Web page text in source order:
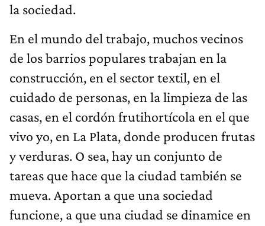
la sociedad.
En el mundo del trabajo, muchos vecinos
de los barrios populares trabajan en la
construcción, en el sector textil, en el
cuidado de personas, en la limpieza de las
casas, en el cordón frutihortícola en el que
vivo yo, en La Plata, donde producen frutas
y verduras. O sea, hay un conjunto de
tareas que hace que la ciudad también se
mueva. Aportan a que una sociedad
funcione, a que una ciudad se dinamice en